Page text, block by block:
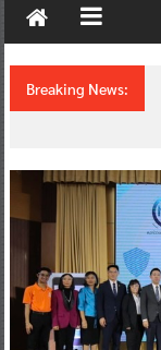
New
Breaking News: